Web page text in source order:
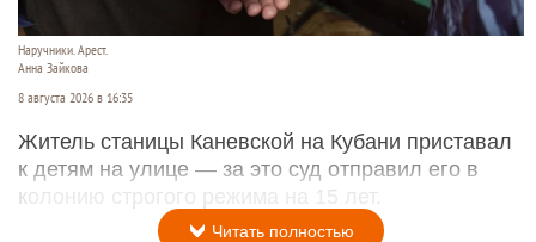
Наручники. Арест.
Анна Зайкова
8 августа 2026 в 16:35
Житель станицы Каневской на Кубани приставал
к детям на улице — за это суд отправил его в
колонию строгого режима на 15 лет.
Читать полностью